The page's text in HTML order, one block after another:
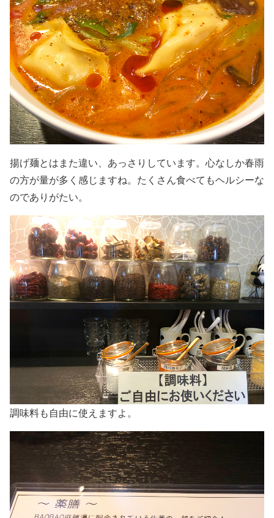
揚げ麺とはまた違い、あっさりしています。心なしか春雨
の方が量が多く感じますね。たくさん食べてもヘルシーな
のでありがたい。
調味料も自由に使えますよ。